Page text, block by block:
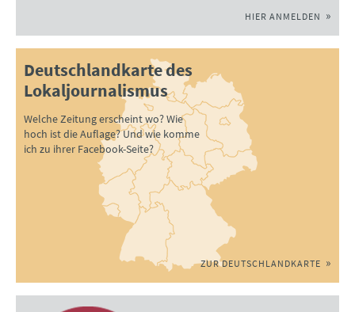
HIER ANMELDEN
Deutschlandkarte des
Lokaljournalismus
Welche Zeitung erscheint wo? Wie
hoch ist die Auflage? Und wie komme
ich zu ihrer Facebook-Seite?
ZUR DEUTSCHLANDKARTE